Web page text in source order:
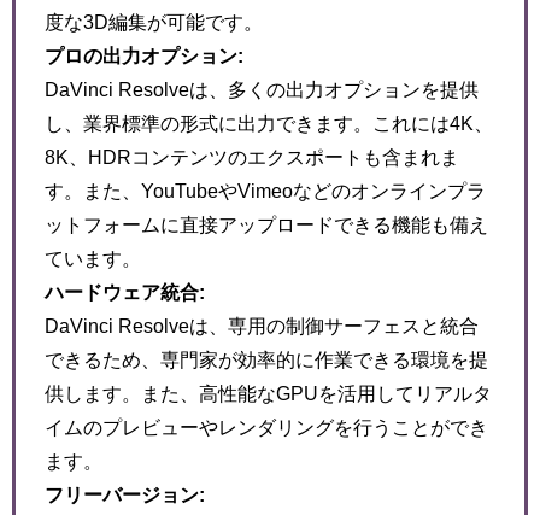
度な3D編集が可能です。
プロの出力オプション:
DaVinci Resolveは、多くの出力オプションを提供
し、業界標準の形式に出力できます。これには4K、
8K、HDRコンテンツのエクスポートも含まれま
す。また、YouTubeやVimeoなどのオンラインプラ
ットフォームに直接アップロードできる機能も備え
ています。
ハードウェア統合:
DaVinci Resolveは、専用の制御サーフェスと統合
できるため、専門家が効率的に作業できる環境を提
供します。また、高性能なGPUを活用してリアルタ
イムのプレビューやレンダリングを行うことができ
ます。
フリーバージョン: